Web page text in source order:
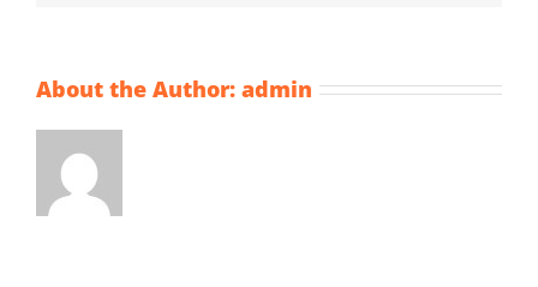
About the Author: admin